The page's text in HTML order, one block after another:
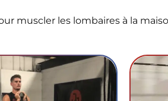
muscler les lombaires à la